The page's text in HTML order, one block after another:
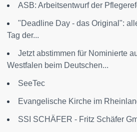
ASB: Arbeitsentwurf der
"Deadline Day - das Original":
Tag der...
Jetzt abstimmen für Nominierte
Westfalen beim Deutschen...
SeeTec
Evangelische Kirche im
SSI SCHÄFER - Fritz Schäfer